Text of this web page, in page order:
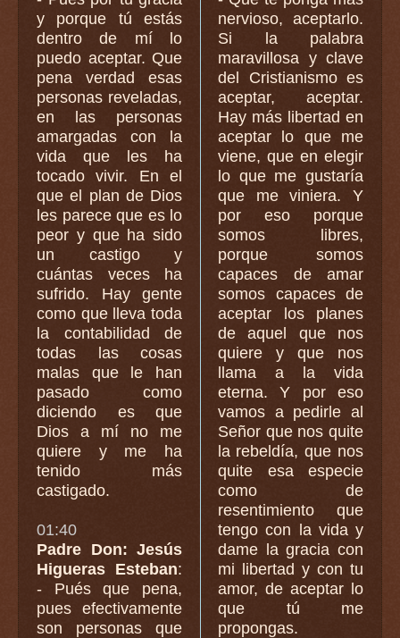
y porque tú estás
dentro de mí lo
puedo aceptar. Que
pena verdad esas
personas reveladas,
en las personas
amargadas con la
vida que les ha
tocado vivir. En el
que el plan de Dios
les parece que es lo
peor y que ha sido
un castigo y
cuántas veces ha
sufrido. Hay gente
como que lleva toda
la contabilidad de
todas las cosas
malas que le han
pasado como
diciendo es que
Dios a mí no me
quiere y me ha
tenido más
castigado.
01:40
Padre Don: Jesús
Higueras Esteban:
- Pués que pena,
pues efectivamente
son personas que
nervioso, aceptarlo.
Si la palabra
maravillosa y clave
del Cristianismo es
aceptar, aceptar.
Hay más libertad en
aceptar lo que me
viene, que en elegir
lo que me gustaría
que me viniera. Y
por eso porque
somos libres,
porque somos
capaces de amar
somos capaces de
aceptar los planes
de aquel que nos
quiere y que nos
llama a la vida
eterna. Y por eso
vamos a pedirle al
Señor que nos quite
la rebeldía, que nos
quite esa especie
como de
resentimiento que
tengo con la vida y
dame la gracia con
mi libertad y con tu
amor, de aceptar lo
que tú me
propongas.